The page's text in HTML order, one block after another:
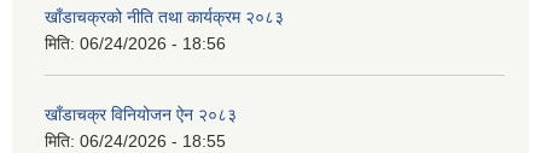
खाँडाचक्रको नीति तथा कार्यक्रम २०८३
मिति: 06/24/2026 - 18:56
खाँडाचक्र विनियोजन ऐन २०८३
मिति: 06/24/2026 - 18:55